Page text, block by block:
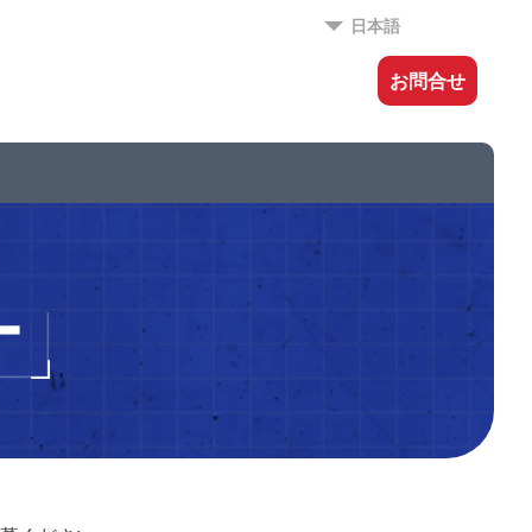
日本語
お問合せ